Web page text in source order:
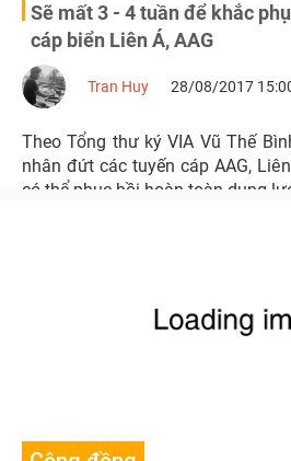
Sẽ mất 3 - 4 tuần để khắc
cáp biển Liên Á, AAG
Tran Huy 28/08/2017
Theo Tổng thư ký VIA Vũ Thế
nhân đứt các tuyến cáp AAG,
có thể phục hồi hoàn toàn dung